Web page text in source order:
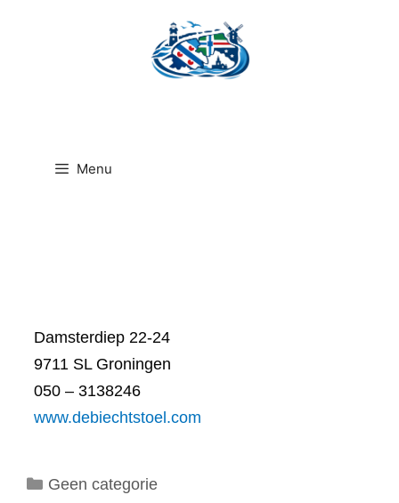
Menu
Damsterdiep 22-24
9711 SL Groningen
050 – 3138246
www.debiechtstoel.com
Categorieën
Geen categorie